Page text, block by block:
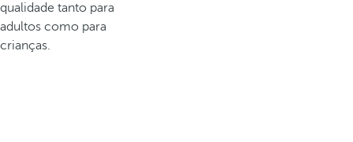
qualidade tanto para
adultos como para
crianças.